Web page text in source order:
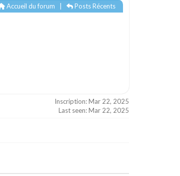
Accueil du forum Posts Récents
Inscription: Mar 22, 2025
Last seen: Mar 22, 2025